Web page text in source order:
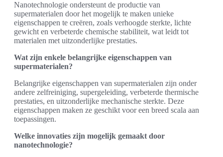
Nanotechnologie ondersteunt de productie van
supermaterialen door het mogelijk te maken unieke
eigenschappen te creëren, zoals verhoogde sterkte, lichte
gewicht en verbeterde chemische stabiliteit, wat leidt tot
materialen met uitzonderlijke prestaties.
Wat zijn enkele belangrijke eigenschappen van
supermaterialen?
Belangrijke eigenschappen van supermaterialen zijn onder
andere zelfreiniging, supergeleiding, verbeterde thermische
prestaties, en uitzonderlijke mechanische sterkte. Deze
eigenschappen maken ze geschikt voor een breed scala aan
toepassingen.
Welke innovaties zijn mogelijk gemaakt door
nanotechnologie?